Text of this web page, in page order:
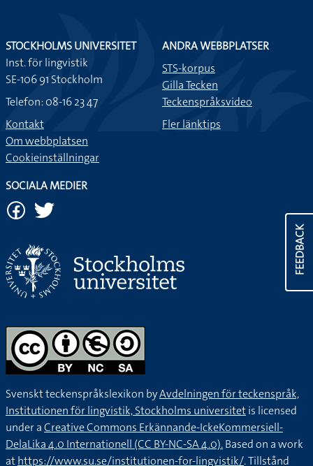
FEEDBACK
STOCKHOLMS UNIVERSITET
Inst. för lingvistik
SE-106 91 Stockholm
Telefon: 08-16 23 47
Kontakt
Om webbplatsen
Cookieinställningar
ANDRA WEBBPLATSER
STS-korpus
Gilla Tecken
Teckenspråksvideo
Fler länktips
SOCIALA MEDIER
Svenskt teckenspråkslexikon byAvdelningen för teckenspråk,
Institutionen för lingvistik, Stockholms universitetis licensed
under aCreative Commons Erkännande-IckeKommersiell-
DelaLika 4.0 Internationell (CC BY-NC-SA 4.0).Based on a work
athttps://www.su.se/institutionen-for-lingvistik/. Tillstånd